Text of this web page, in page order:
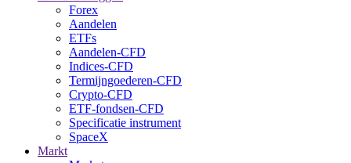
Forex
Aandelen
ETFs
Aandelen-CFD
Indices-CFD
Termijngoederen-CFD
Crypto-CFD
ETF-fondsen-CFD
Specificatie instrument
SpaceX
Markt